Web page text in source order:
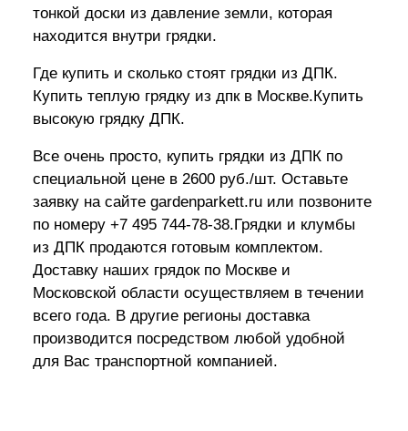
тонкой доски из давление земли, которая
находится внутри грядки.
Где купить и сколько стоят грядки из ДПК.
Купить теплую грядку из дпк в Москве.Купить
высокую грядку ДПК.
Все очень просто, купить грядки из ДПК по
специальной цене в 2600 руб./шт. Оставьте
заявку на сайте gardenparkett.ru или позвоните
по номеру +7 495 744-78-38.Грядки и клумбы
из ДПК продаются готовым комплектом.
Доставку наших грядок по Москве и
Московской области осуществляем в течении
всего года. В другие регионы доставка
производится посредством любой удобной
для Вас транспортной компанией.